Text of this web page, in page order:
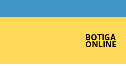
BOTIGA
ONLINE